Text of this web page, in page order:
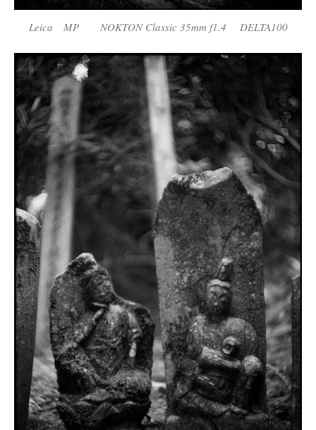
Leica MP NOKTON Classic 35mm f1.4 DELTA100